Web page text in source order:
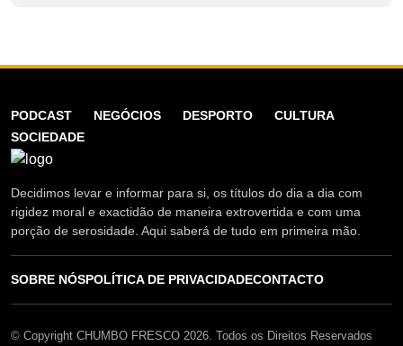
PODCAST NEGÓCIOS DESPORTO
CULTURA
SOCIEDADE
Decidimos levar e informar para si, os títulos do dia a dia com
rigidez moral e exactidão de maneira extrovertida e com uma
porção de serosidade. Aqui saberá de tudo em primeira mão.
SOBRE NÓSPOLÍTICA DE PRIVACIDADECONTACTO
© Copyright CHUMBO FRESCO 2026. Todos os Direitos Reservados